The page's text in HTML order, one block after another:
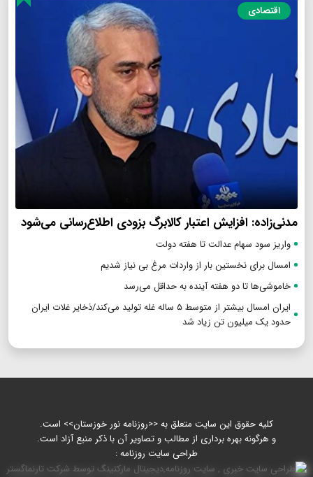
اقتصادی
مدنی‌زاده: افزایش اعتبار کالابرگ بزودی اطلاع‌رسانی می‌شود
واریز سود سهام عدالت تا هفته دولت
امسال برای نخستین بار از واردات مرغ بی نیاز شدیم
خاموشی‌ها تا دو هفته آینده به حداقل می‌رسد
ایران امسال بیشتر از متوسط ۵ ساله غله تولید می‌کند/ذخایر غلات ایران
حدود یک میلیون تن زیاد شد
کلیه حقوق این سایت متعلق به <<روزنامه نور خوزستان>> است.
و هرگونه بهره برداری از مطالب و تصاویر آن با ذکر منبع آزاد است.
طراحی سایت روزنامه :